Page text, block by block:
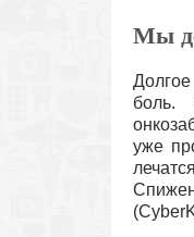
Мы
Долгое
боль.
уже